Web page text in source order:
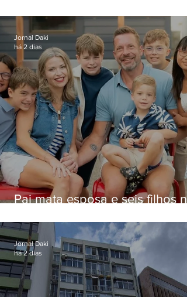
Niterói
Pai mata esposa e seis filhos
Jornal Daki
há 2 dias
Jornal Daki
há 2 dias